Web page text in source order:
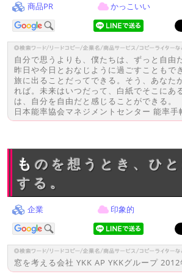
商品PR かっこいい
自分で思うよりも、僕たちは、ずっと自由
昨日や今日とおなじように過ごすこともで
旅に出ることだってできる。そう、あなた
れば。未来はいつだって、白紙でそこにあ
は、自分を自由だと感じることができる。
日本能率協会マネジメントセンター 能率手
ものを想うとき、ひとは、空を欲
する。
企業 印象的
窓を考える会社 YKK AP YKKグループ